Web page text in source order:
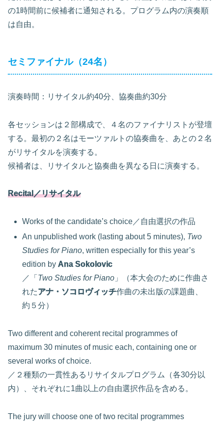
の1時間前に候補者に通知される。プログラム内の演奏順
は自由。
セミファイナル（24名）
演奏時間：リサイタル約40分、協奏曲約30分
各セッションは２部構成で、４名のファイナリストが登壇
する。最初の２名はモーツァルトの協奏曲を、あとの２名
がリサイタルを演奏する。
候補者は、リサイタルと協奏曲を異なる日に演奏する。
Recital／リサイタル
Works of the candidate’s choice／自由選択の作品
An unpublished work (lasting about 5 minutes), Two
Studies for Piano, written especially for this year’s
edition byAna Sokolovic
／「 Two Studies for Piano 」（本大会のために作曲さ
れたアナ・ソコロヴィッチ作曲の未出版の課題曲、
約５分）
Two different and coherent recital programmes of
maximum 30 minutes of music each, containing one or
several works of choice.
／２種類の一貫性あるリサイタルプログラム（各30分以
内）、それぞれに1曲以上の自由選択作品を含める。
The jury will choose one of two recital programmes